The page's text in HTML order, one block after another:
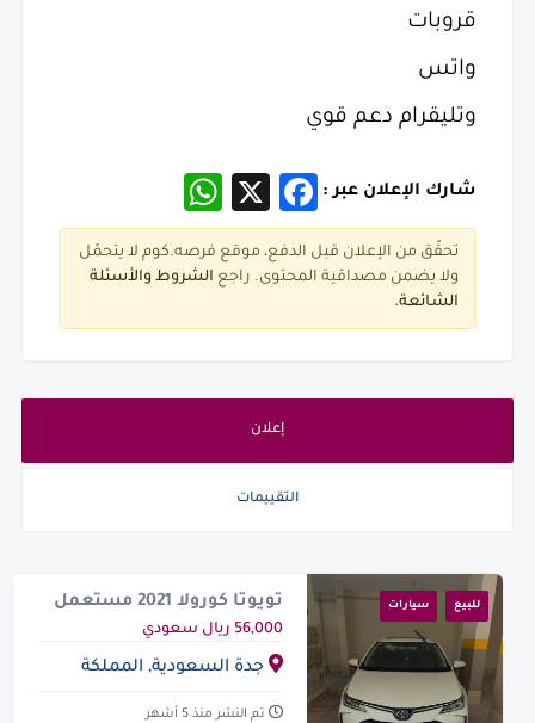
قروبات
واتس
وتليقرام دعم قوي
شارك الإعلان عبر : Facebook
X
WhatsApp
تحقّق من الإعلان قبل الدفع، موقع فرصه.كوم لا يتحمّل
ولا يضمن مصداقية المحتوى. راجع الشروط والأسئلة
الشائعة.
إعلان
التقييمات
للبيع سيارات
تويوتا كورولا 2021 مستعمل
XLI
56,000 ريال سعودي
جدة السعودية, المملكة
تم النشر منذ 5 أشهر